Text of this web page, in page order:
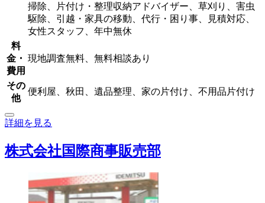
掃除、片付け・整理収納アドバイザー、草刈り、害虫
駆除、引越・家具の移動、代行・困り事、見積対応、
女性スタッフ、年中無休
料
金・
費用
現地調査無料、無料相談あり
その
他
便利屋、秋田、遺品整理、家の片付け、不用品片付け
詳細を見る
株式会社国際商事販売部